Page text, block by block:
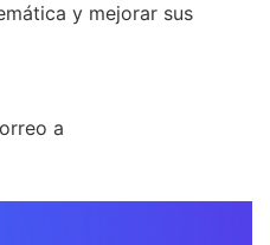
y mejorar sus
a